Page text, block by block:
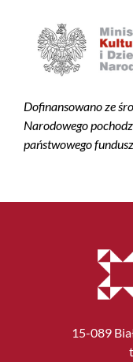
Dofinansowano ze
Narodowego
państwowego
15-089